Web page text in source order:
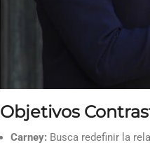
Objetivos
Carney: Busca redefinir la